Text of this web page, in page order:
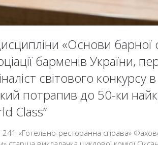
«Основи барної
барменів України,
світового конкурсу в
потрапив до 50-ки
Class”
241 «Готельно-ресторанна справа»